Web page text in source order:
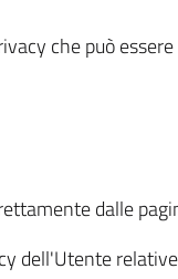
che può
dalle
dell'Utente